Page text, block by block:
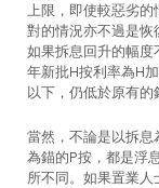
上限，即使較惡劣
對的情況亦不過是恢
如果拆息回升的幅度
年新批H按利率為H
以下，仍低於原有的
當然，不論是以拆
為錨的P按，都是浮
所不同。如果置業